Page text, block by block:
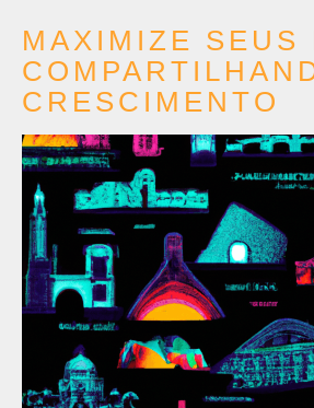
MAXIMIZE SEUS
CRESCIMENTO